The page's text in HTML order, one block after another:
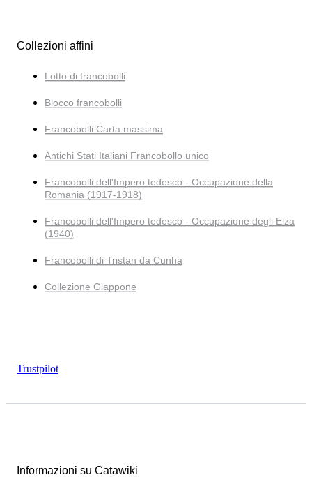
Collezioni affini
Lotto di francobolli
Blocco francobolli
Francobolli Carta massima
Antichi Stati Italiani Francobollo unico
Francobolli dell'Impero tedesco - Occupazione della
Romania (1917-1918)
Francobolli dell'Impero tedesco - Occupazione degli Elza
(1940)
Francobolli di Tristan da Cunha
Collezione Giappone
Trustpilot
Informazioni su Catawiki